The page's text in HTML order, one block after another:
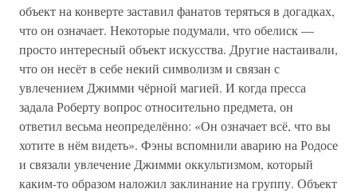
объект на конверте заставил фанатов теряться в догадках,
что он означает. Некоторые подумали, что обелиск —
просто интересный объект искусства. Другие настаивали,
что он несёт в себе некий символизм и связан с
увлечением Джимми чёрной магией. И когда пресса
задала Роберту вопрос относительно предмета, он
ответил весьма неопределённо: «Он означает всё, что вы
хотите в нём видеть». Фэны вспомнили аварию на Родосе
и связали увлечение Джимми оккультизмом, который
каким-то образом наложил заклинание на группу. Объект